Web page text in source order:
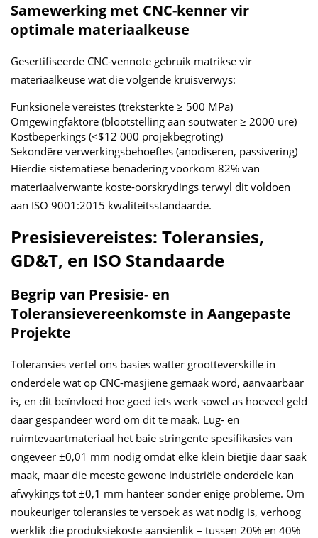
Samewerking met CNC-kenner vir
optimale materiaalkeuse
Gesertifiseerde CNC-vennote gebruik matrikse vir
materiaalkeuse wat die volgende kruisverwys:
Funksionele vereistes (treksterkte ≥ 500 MPa)
Omgewingfaktore (blootstelling aan soutwater ≥ 2000 ure)
Kostbeperkings (<$12 000 projekbegroting)
Sekondêre verwerkingsbehoeftes (anodiseren, passivering)
Hierdie sistematiese benadering voorkom 82% van
materiaalverwante koste-oorskrydings terwyl dit voldoen
aan ISO 9001:2015 kwaliteitsstandaarde.
Presisievereistes: Toleransies,
GD&T, en ISO Standaarde
Begrip van Presisie- en
Toleransievereenkomste in Aangepaste
Projekte
Toleransies vertel ons basies watter grootteverskille in
onderdele wat op CNC-masjiene gemaak word, aanvaarbaar
is, en dit beïnvloed hoe goed iets werk sowel as hoeveel geld
daar gespandeer word om dit te maak. Lug- en
ruimtevaartmateriaal het baie stringente spesifikasies van
ongeveer ±0,01 mm nodig omdat elke klein bietjie daar saak
maak, maar die meeste gewone industriële onderdele kan
afwykings tot ±0,1 mm hanteer sonder enige probleme. Om
noukeuriger toleransies te versoek as wat nodig is, verhoog
werklik die produksiekoste aansienlik – tussen 20% en 40%